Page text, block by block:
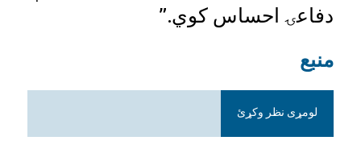
دفاعۍ احساس کوي.”
منبع
لومړی نظر وکړئ